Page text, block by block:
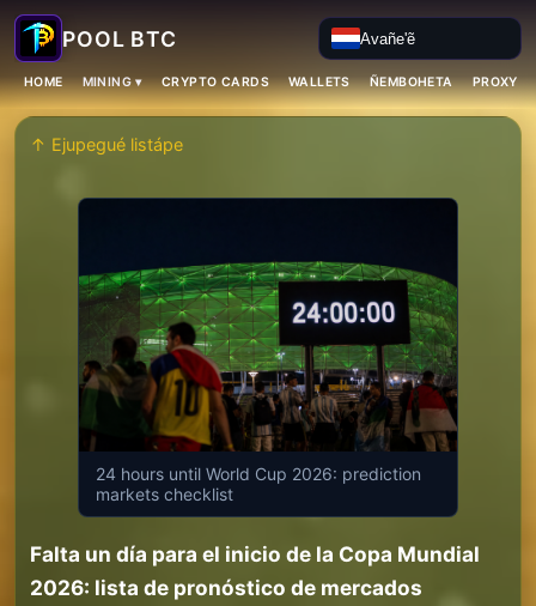
Avañe'ẽ
HOME MINING ▾ CRYPTO CARDS WALLETS ÑEMBOHETA PROXY
↑ Ejupegué listápe
24 hours until World Cup 2026: prediction
markets checklist
Falta un día para el inicio de la Copa Mundial
2026: lista de pronóstico de mercados